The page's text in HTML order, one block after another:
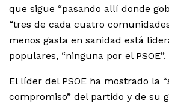
que sigue “pasando allí donde
“tres de cada cuatro
menos gasta en sanidad está
populares, “ninguna por el PSOE”.
El líder del PSOE ha mostrado la
compromiso” del partido y de su